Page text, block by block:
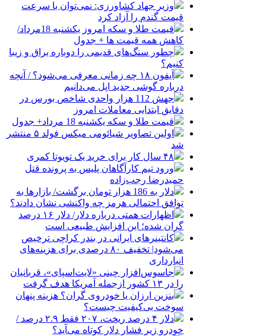
وزیر جهاد کشاورزی: نمی‌توان با سرعت
قیمت گندم را آزاد کرد
قیمت طلا و سکه امروز یکشنبه 18مرداد/
کاهش همه قیمت ها + جدول
چطور سنگ‌های قدیمی را دوباره براق و زیبا
کنیم؟
آیفون ۱۸ چه زمانی معرفی می‌شود؟ / آنچه
درباره گوشی جدید اپل می‌دانیم
جهش 112 هزار واحدی شاخص بورس در
دقایق ابتدایی معاملات امروز
قیمت طلا و سکه یکشنبه 18 مرداد+ جدول
اولین تصاویر شیائومی میکس فولد ۵ منتشر
شد
۴۸ سال کار برای خرید یک تویوتا کمری
ورود تیم کارآگاهان پلیس به پرونده قتل
حمیدرضا رجب‌زاده
دلار به 186 هزار تومان برگشت/ بازارها به
توافق احتمالی هرمز چه واکنشی نشان دادند؟
اظهارات همتی درباره دلار/ دلار ۱۶ درصد
گران شده؛ این افزایش طبیعی است
کانتینرهای ایرانی در بندر کراچی ترخیص
می‌شود| تخفیف ۸۰ درصدی برای هزینه‌های
انبارداری
جاسوس‌افزار چینی «لایت‌اسپای»، قربانیان
را در ۱۳ کشور ازجمله آمریکا هدف گرفت
بنزین ارزان یا خودروی گران؟ هزینه پنهان
سوخت بی‌کیفیت چیست؟
دلار ۴ درصد ریخت، ۲۰۷ فقط ۲.۹ درصد /
خودرو زیر فشار دلار کوتاه می‌آید؟